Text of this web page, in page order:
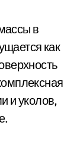
в
как
и уколов,